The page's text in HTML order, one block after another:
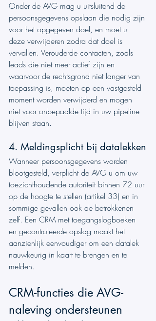
Onder de AVG mag u uitsluitend de
persoonsgegevens opslaan die nodig zijn
voor het opgegeven doel, en moet u
deze verwijderen zodra dat doel is
vervallen. Verouderde contacten, zoals
leads die niet meer actief zijn en
waarvoor de rechtsgrond niet langer van
toepassing is, moeten op een vastgesteld
moment worden verwijderd en mogen
niet voor onbepaalde tijd in uw pipeline
blijven staan.
4. Meldingsplicht bij datalekken
Wanneer persoonsgegevens worden
blootgesteld, verplicht de AVG u om uw
toezichthoudende autoriteit binnen 72 uur
op de hoogte te stellen (artikel 33) en in
sommige gevallen ook de betrokkenen
zelf. Een CRM met toegangslogboeken
en gecontroleerde opslag maakt het
aanzienlijk eenvoudiger om een datalek
nauwkeurig in kaart te brengen en te
melden.
CRM-functies die AVG-
naleving ondersteunen